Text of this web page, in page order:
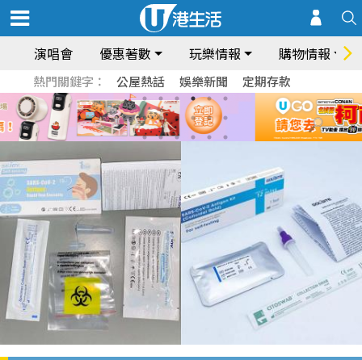
演唱會 優惠著數 玩樂情報 購物情報
熱門關鍵字： 公屋熱話 娛樂新聞 定期存款